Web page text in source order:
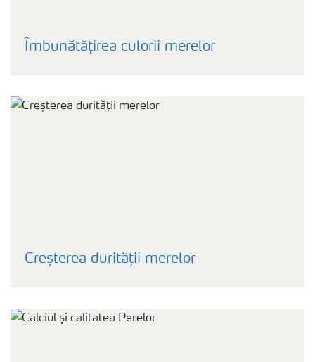
Îmbunătățirea culorii merelor
Creșterea durității merelor